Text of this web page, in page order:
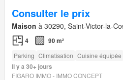
Consulter le prix
Maison à 30290, Saint-Victor-la-
4 90 m²
Parking Climatisation Cuisine équipée
Il y a 30+ jours
FIGARO IMMO - IMMO CONCEPT